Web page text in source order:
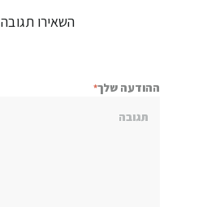
השאירו תגובה
ההודעה שלך